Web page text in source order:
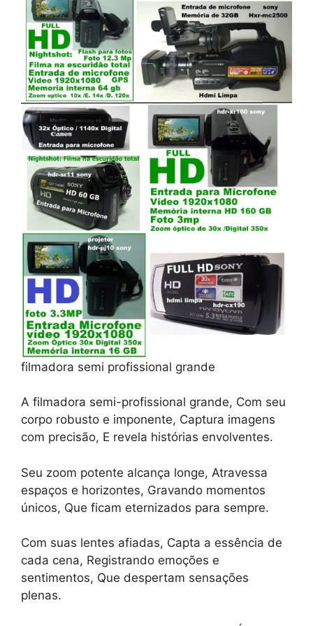
filmadora semi profissional grande
A filmadora semi-profissional grande, Com seu
corpo robusto e imponente, Captura imagens
com precisão, E revela histórias envolventes.
Seu zoom potente alcança longe, Atravessa
espaços e horizontes, Gravando momentos
únicos, Que ficam eternizados para sempre.
Com suas lentes afiadas, Capta a essência de
cada cena, Registrando emoções e
sentimentos, Que despertam sensações
plenas.